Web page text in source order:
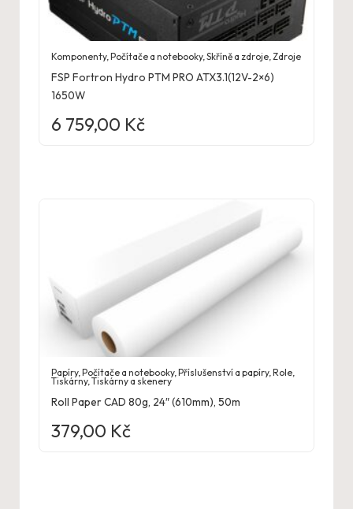
Komponenty,Počítače a notebooky,Skříně a zdroje Zdroje
FSP Fortron Hydro PTM PRO ATX3.1(12V-2×6)
1650W
6 759,00 Kč
Papíry,Počítače a notebooky,Příslušenství a papíry,Role,
Tiskárny,Tiskárny a skenery
Roll Paper CAD 80g, 24″ (610mm), 50m
379,00 Kč